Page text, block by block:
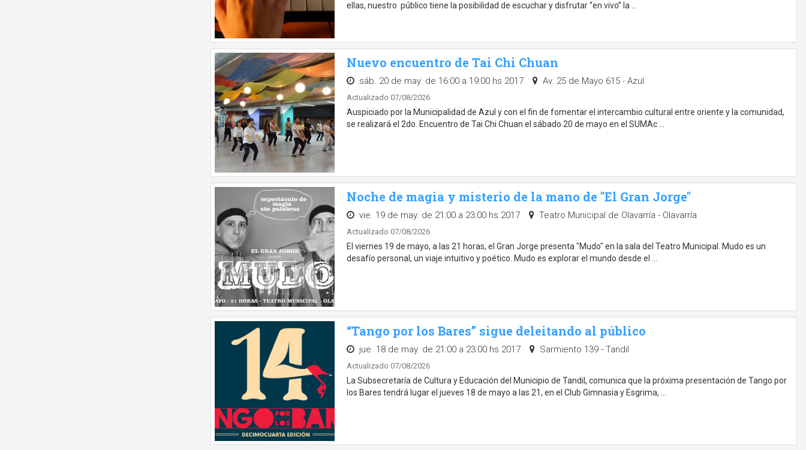
ellas, nuestro público tiene la posibilidad de escuchar y disfrutar “en vivo” la …
Nuevo encuentro de Tai Chi Chuan
sáb. 20 de may. de 16:00 a 19:00 hs 2017 Av. 25 de Mayo 615 - Azul
Actualizado 07/08/2026
Auspiciado por la Municipalidad de Azul y con el fin de fomentar el intercambio cultural entre oriente y la comunidad,
se realizará el 2do. Encuentro de Tai Chi Chuan el sábado 20 de mayo en el SUMAc …
Noche de magia y misterio de la mano de "El Gran Jorge"
vie. 19 de may. de 21:00 a 23:00 hs 2017 Teatro Municipal de Olavarría - Olavarría
Actualizado 07/08/2026
El viernes 19 de mayo, a las 21 horas, el Gran Jorge presenta "Mudo" en la sala del Teatro Municipal. Mudo es un
desafío personal, un viaje intuitivo y poético. Mudo es explorar el mundo desde el …
“Tango por los Bares” sigue deleitando al público
jue. 18 de may. de 21:00 a 23:00 hs 2017 Sarmiento 139 - Tandil
Actualizado 07/08/2026
La Subsecretaría de Cultura y Educación del Municipio de Tandil, comunica que la próxima presentación de Tango por
los Bares tendrá lugar el jueves 18 de mayo a las 21, en el Club Gimnasia y Esgrima, …